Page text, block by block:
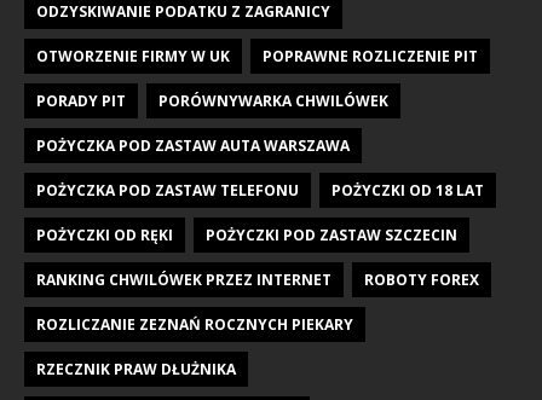
ODZYSKIWANIE PODATKU Z ZAGRANICY
OTWORZENIE FIRMY W UK POPRAWNE ROZLICZENIE PIT
PORADY PIT PORÓWNYWARKA CHWILÓWEK
POŻYCZKA POD ZASTAW AUTA WARSZAWA
POŻYCZKA POD ZASTAW TELEFONU POŻYCZKI OD 18 LAT
POŻYCZKI OD RĘKI POŻYCZKI POD ZASTAW SZCZECIN
RANKING CHWILÓWEK PRZEZ INTERNET ROBOTY FOREX
ROZLICZANIE ZEZNAŃ ROCZNYCH PIEKARY
RZECZNIK PRAW DŁUŻNIKA